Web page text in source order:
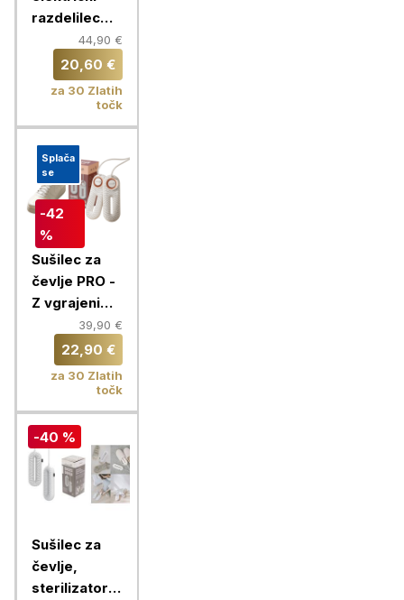
razdelilec
Chameleon
44,90 €
20,60 €
za 30 Zlatih
točk
Splača
se
-42
%
Sušilec za
čevlje PRO -
Z vgrajenim
časovnikom
in 360°
kroženjem
39,90 €
22,90 €
za 30 Zlatih
točk
-40 %
Sušilec za
čevlje,
sterilizator z